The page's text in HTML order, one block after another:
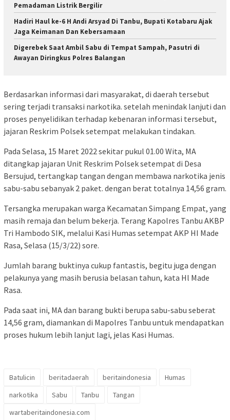
Pemadaman Listrik Bergilir
Hadiri Haul ke-6 H Andi Arsyad Di Tanbu, Bupati Kotabaru Ajak
Jaga Keimanan Dan Kebersamaan
Digerebek Saat Ambil Sabu di Tempat Sampah, Pasutri di
Awayan Diringkus Polres Balangan
Berdasarkan informasi dari masyarakat, di daerah tersebut
sering terjadi transaksi narkotika. setelah menindak lanjuti dan
proses penyelidikan terhadap kebenaran informasi tersebut,
jajaran Reskrim Polsek setempat melakukan tindakan.
Pada Selasa, 15 Maret 2022 sekitar pukul 01.00 Wita, MA
ditangkap jajaran Unit Reskrim Polsek setempat di Desa
Bersujud, tertangkap tangan dengan membawa narkotika jenis
sabu-sabu sebanyak 2 paket. dengan berat totalnya 14,56 gram.
Tersangka merupakan warga Kecamatan Simpang Empat, yang
masih remaja dan belum bekerja. Terang Kapolres Tanbu AKBP
Tri Hambodo SIK, melalui Kasi Humas setempat AKP HI Made
Rasa, Selasa (15/3/22) sore.
Jumlah barang buktinya cukup fantastis, begitu juga dengan
pelakunya yang masih berusia belasan tahun, kata Hl Made
Rasa.
Pada saat ini, MA dan barang bukti berupa sabu-sabu seberat
14,56 gram, diamankan di Mapolres Tanbu untuk mendapatkan
proses hukum lebih lanjut lagi, jelas Kasi Humas.
Batulicin beritadaerah beritaindonesia
Humas
narkotika
Sabu Tanbu
Tangan
wartaberitaindonesia.com